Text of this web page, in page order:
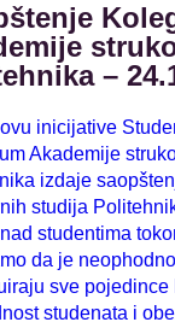
–
inicijative
Akademije
izdaje
studija
studentima
da je
sve pojedince
studenata i